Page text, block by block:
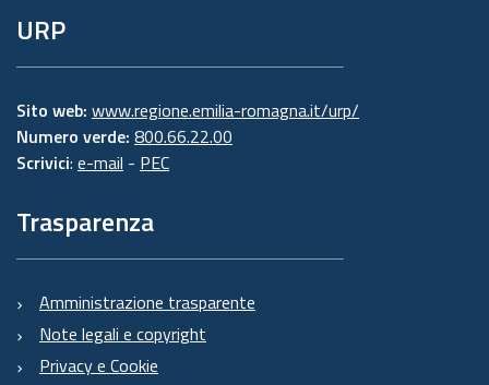
URP
Sito web: www.regione.emilia-romagna.it/urp/
Numero verde: 800.66.22.00
Scrivici: e-mail - PEC
Trasparenza
Amministrazione trasparente
Note legali e copyright
Privacy e Cookie